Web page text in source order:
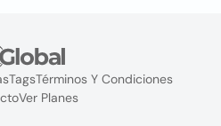
TagsTérminos Y Condiciones
Ver Planes